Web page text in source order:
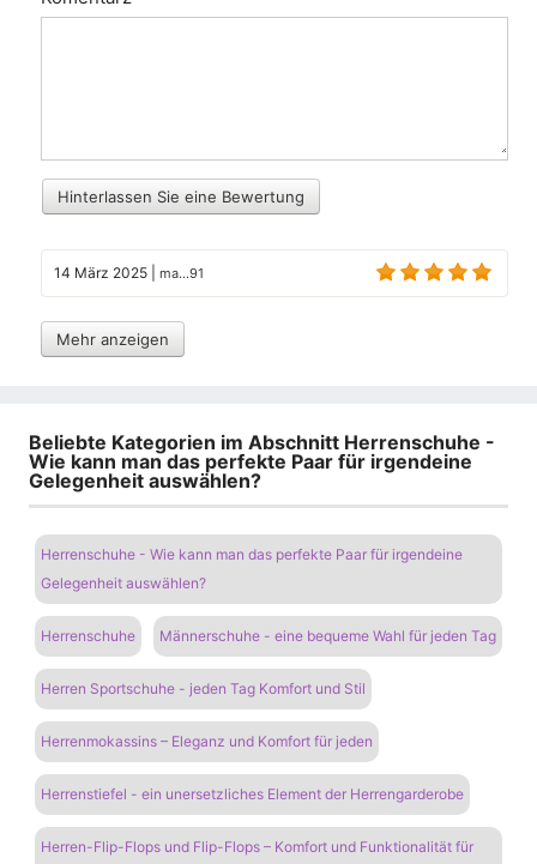
Hinterlassen Sie eine Bewertung
14 März 2025 ma...91
Mehr anzeigen
Beliebte Kategorien im Abschnitt Herrenschuhe -
Wie kann man das perfekte Paar für irgendeine
Gelegenheit auswählen?
Herrenschuhe - Wie kann man das perfekte Paar für irgendeine
Gelegenheit auswählen?
Herrenschuhe Männerschuhe - eine bequeme Wahl für jeden Tag
Herren Sportschuhe - jeden Tag Komfort und Stil
Herrenmokassins – Eleganz und Komfort für jeden
Herrenstiefel - ein unersetzliches Element der Herrengarderobe
Herren-Flip-Flops und Flip-Flops – Komfort und Funktionalität für